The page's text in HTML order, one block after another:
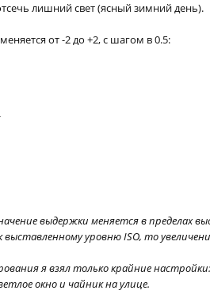
лишний свет (ясный зимний день).
от -2 до +2, с шагом в 0.5:
выдержки меняется в пределах
уровню ISO, то
я взял только крайние
окно и чайник на улице.